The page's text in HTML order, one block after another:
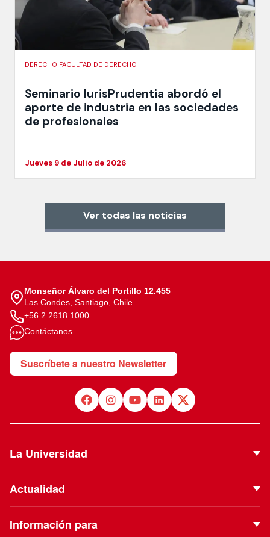
DERECHO FACULTAD DE DERECHO
Seminario IurisPrudentia abordó el
aporte de industria en las sociedades
de profesionales
Jueves 9 de Julio de 2026
Ver todas las noticias
Monseñor Álvaro del Portillo 12.455
Las Condes, Santiago, Chile
+56 2 2618 1000
Contáctanos
Suscríbete a nuestro Newsletter
La Universidad
Proyecto Institucional
Actualidad
Información para